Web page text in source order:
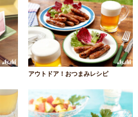
アウトドア！おつまみレシピ